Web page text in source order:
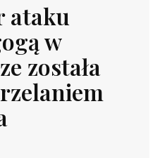
ataku
w
została